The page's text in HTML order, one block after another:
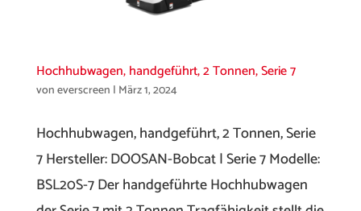
Hochhubwagen, handgeführt, 2 Tonnen, Serie 7
voneverscreen | März 1, 2024
Hochhubwagen, handgeführt, 2 Tonnen, Serie
7 Hersteller: DOOSAN-Bobcat | Serie 7 Modelle:
BSL20S-7 Der handgeführte Hochhubwagen